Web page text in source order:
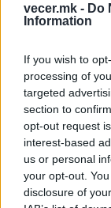
vecer.mk - Do
Information
If you wish to
processing of
targeted
section to
opt-out request
interest-based
us or personal
your opt-out.
disclosure of
– Во “Зорба
херојот